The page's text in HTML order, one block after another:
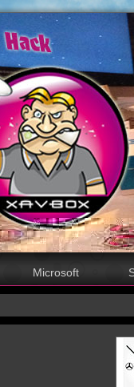
Microsoft